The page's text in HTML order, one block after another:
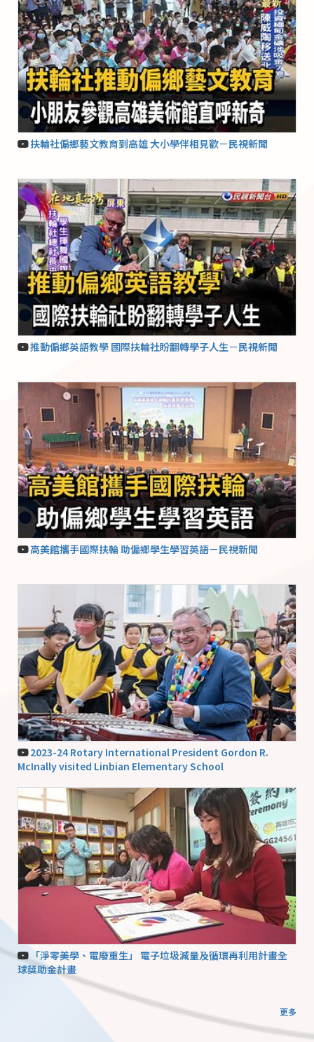
扶輪社偏鄉藝文教育到高雄 大小學伴相見歡－民視新聞
推動偏鄉英語教學 國際扶輪社盼翻轉學子人生－民視新聞
高美館攜手國際扶輪 助偏鄉學生學習英語－民視新聞
2023-24 Rotary International President Gordon R.
McInally visited Linbian Elementary School
「淨零美學、電廢重生」 電子垃圾減量及循環再利用計畫全
球獎助金計畫
更多